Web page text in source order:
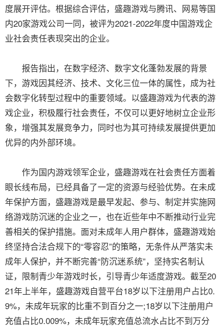
度展开评估。根据综合评估，盛趣游戏与腾讯、网易等国
内20家游戏公司一同，被评为2021-2022年度中国游戏企
业社会责任表现突出的企业。
报告指出，在数字经济、数字文化蓬勃发展的背景
下，游戏因其经济、技术、文化三位一体的属性，成为社
会数字化转型过程中的重要领域。以盛趣游戏为代表的游
戏企业，积极履行社会责任，不仅可以更好地树立企业形
象，增强其发展竞争力，同时也为其可持续发展提供更加
优异的内外部环境。
作为国内游戏领军企业，盛趣游戏在社会责任方面着
眼长线布局，已经具备了一定的资源与经验优势。在未成
年保护方面，盛趣游戏是最早发起、参与、制定并实施网
络游戏防沉迷的企业之一，也在近些年中不断推动行业完
善相关的保护措施。面对未成年人用户群体，盛趣游戏始
终坚持合法合规下的“零容忍”的策略，无条件从严落实未
成年人保护，并不断完善“防沉迷系统”，坚持实名制认
证，限制青少年游戏时长，引导青少年适度游戏。截至20
21年上半年，盛趣游戏自营平台18岁以下注册用户占比0.
9%，未成年玩家的比重不到百分之一;18岁以下注册用户
充值占比0.009%，未成年玩家充值总流水占比不到万分